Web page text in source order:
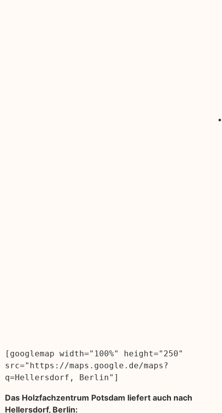
[googlemap width="100%" height="250"
src="https://maps.google.de/maps?
q=Hellersdorf, Berlin"]
Das Holzfachzentrum Potsdam liefert auch nach
Hellersdorf, Berlin: